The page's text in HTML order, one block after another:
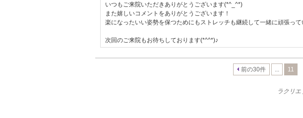
いつもご来院いただきありがとうございます(*^_^*)
また嬉しいコメントをありがとうございます！
楽になったいい姿勢を保つためにもストレッチも継続して一緒に頑張って
次回のご来院もお待ちしております(*^^*)♪
前の30件 11
ラクリ